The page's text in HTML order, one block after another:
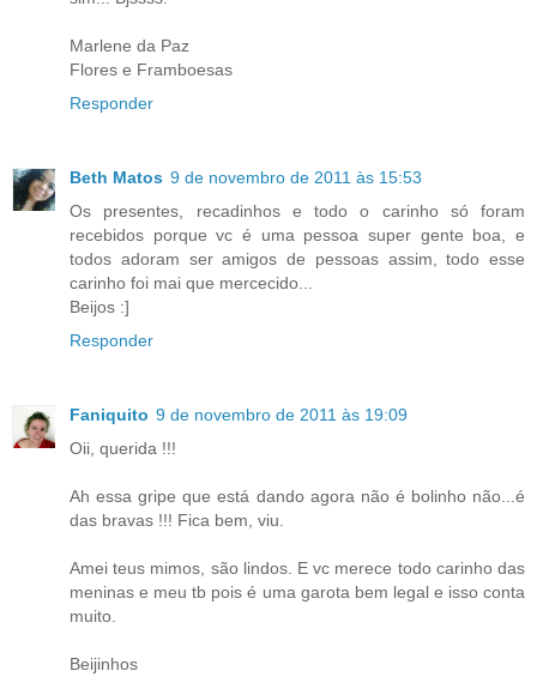
Marlene da Paz
Flores e Framboesas
Responder
Beth Matos 9 de novembro de 2011 às 15:53
Os presentes, recadinhos e todo o carinho só foram
recebidos porque vc é uma pessoa super gente boa, e
todos adoram ser amigos de pessoas assim, todo esse
carinho foi mai que mercecido...
Beijos :]
Responder
Faniquito 9 de novembro de 2011 às 19:09
Oii, querida !!!
Ah essa gripe que está dando agora não é bolinho não...é
das bravas !!! Fica bem, viu.
Amei teus mimos, são lindos. E vc merece todo carinho das
meninas e meu tb pois é uma garota bem legal e isso conta
muito.
Beijinhos